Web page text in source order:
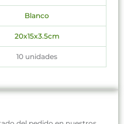
Blanco
20x15x3.5cm
10 unidades